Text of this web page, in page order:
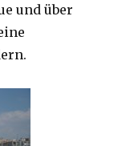
und über